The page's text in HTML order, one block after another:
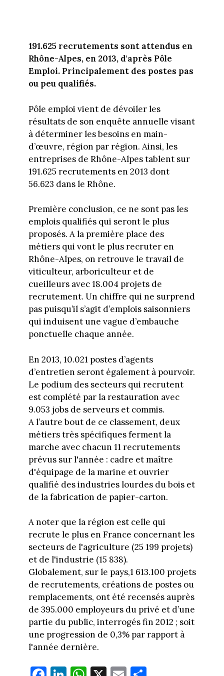
191.625 recrutements sont attendus en
Rhône-Alpes, en 2013, d'après Pôle
Emploi. Principalement des postes pas
ou peu qualifiés.
Pôle emploi vient de dévoiler les
résultats de son enquête annuelle visant
à déterminer les besoins en main-
d’œuvre, région par région. Ainsi, les
entreprises de Rhône-Alpes tablent sur
191.625 recrutements en 2013 dont
56.623 dans le Rhône.
Première conclusion, ce ne sont pas les
emplois qualifiés qui seront le plus
proposés. A la première place des
métiers qui vont le plus recruter en
Rhône-Alpes, on retrouve le travail de
viticulteur, arboriculteur et de
cueilleurs avec 18.004 projets de
recrutement. Un chiffre qui ne surprend
pas puisqu’il s’agit d’emplois saisonniers
qui induisent une vague d’embauche
ponctuelle chaque année.
En 2013, 10.021 postes d’agents
d’entretien seront également à pourvoir.
Le podium des secteurs qui recrutent
est complété par la restauration avec
9.053 jobs de serveurs et commis.
A l’autre bout de ce classement, deux
métiers très spécifiques ferment la
marche avec chacun 11 recrutements
prévus sur l'année : cadre et maître
d'équipage de la marine et ouvrier
qualifié des industries lourdes du bois et
de la fabrication de papier-carton.
A noter que la région est celle qui
recrute le plus en France concernant les
secteurs de l'agriculture (25 199 projets)
et de l'industrie (15 838).
Globalement, sur le pays,1 613.100 projets
de recrutements, créations de postes ou
remplacements, ont été recensés auprès
de 395.000 employeurs du privé et d’une
partie du public, interrogés fin 2012 ; soit
une progression de 0,3% par rapport à
l'année dernière.